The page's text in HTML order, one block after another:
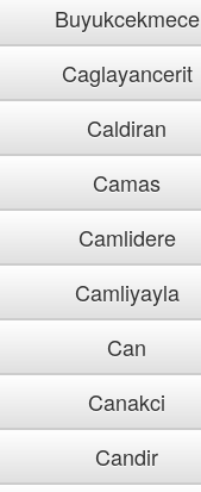
Buyukcekmece
Caglayancerit
Caldiran
Camas
Camlidere
Camliyayla
Can
Canakci
Candir